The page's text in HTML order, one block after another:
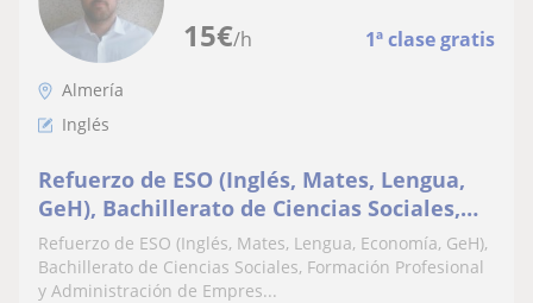
15€/h 1ª clase gratis
Almería
Inglés
Refuerzo de ESO (Inglés, Mates, Lengua,
GeH), Bachillerato de Ciencias Sociales,
Formación Profesional y Administración
de Empresas
Refuerzo de ESO (Inglés, Mates, Lengua, Economía, GeH),
Bachillerato de Ciencias Sociales, Formación Profesional
y Administración de Empres...